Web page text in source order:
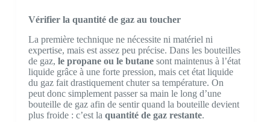
Vérifier la quantité de gaz au toucher
La première technique ne nécessite ni matériel ni
expertise, mais est assez peu précise. Dans les bouteilles
de gaz, le propane ou le butanesont maintenus à l’état
liquide grâce à une forte pression, mais cet état liquide
du gaz fait drastiquement chuter sa température. On
peut donc simplement passer sa main le long d’une
bouteille de gaz afin de sentir quand la bouteille devient
plus froide : c’est la quantité de gaz restante.